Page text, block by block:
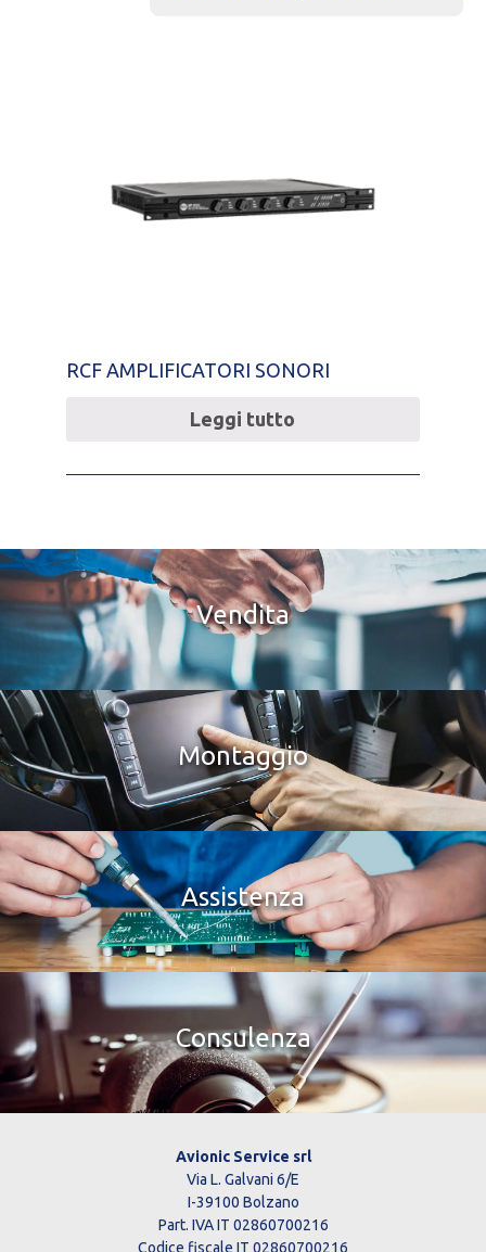
RCF AMPLIFICATORI SONORI
Leggi tutto
Vendita
Montaggio
Assistenza
Consulenza
Avionic Service srl
Via L. Galvani 6/E
I-39100 Bolzano
Part. IVA IT 02860700216
Codice fiscale IT 02860700216